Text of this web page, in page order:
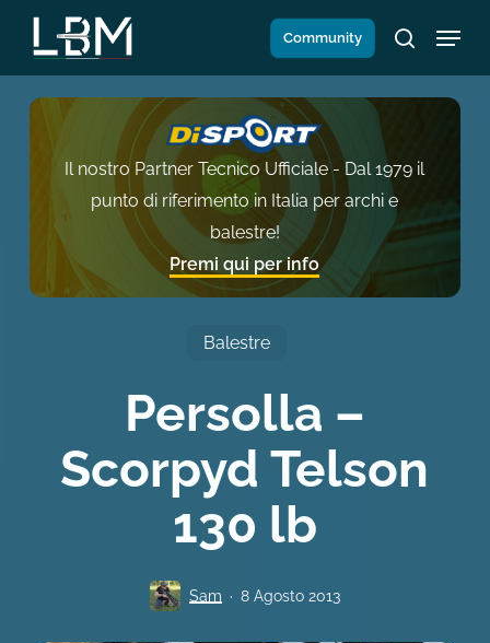
Salta
contenuto
principale
Community
search
Menu
Il nostro Partner Tecnico Ufficiale - Dal 1979 il
punto di riferimento in Italia per archi e
balestre!
Premi qui per info
Balestre
Persolla –
Scorpyd Telson
130 lb
Sam 8 Agosto 2013